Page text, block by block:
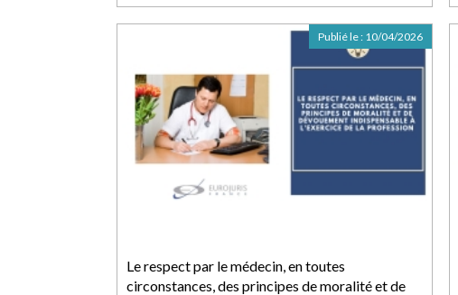
Le respect par le médecin, en toutes
circonstances, des principes de moralité et de
Publié le : 10/04/2026